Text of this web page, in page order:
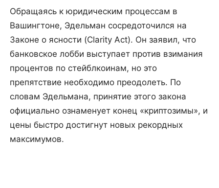
Обращаясь к юридическим процессам в
Вашингтоне, Эдельман сосредоточился на
Законе о ясности (Clarity Act). Он заявил, что
банковское лобби выступает против взимания
процентов по стейблкоинам, но это
препятствие необходимо преодолеть. По
словам Эдельмана, принятие этого закона
официально ознаменует конец «криптозимы», и
цены быстро достигнут новых рекордных
максимумов.